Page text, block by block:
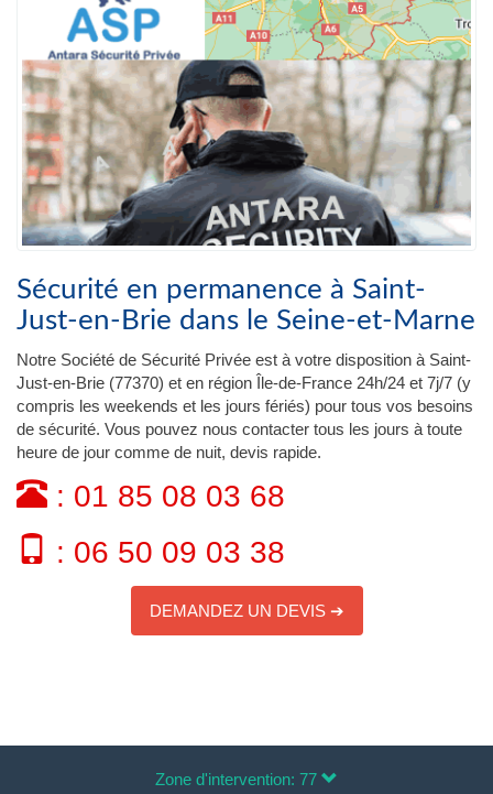
Sécurité en permanence à Saint-
Just-en-Brie dans le Seine-et-Marne
Notre Société de Sécurité Privée est à votre disposition à Saint-
Just-en-Brie (77370) et en région Île-de-France 24h/24 et 7j/7 (y
compris les weekends et les jours fériés) pour tous vos besoins
de sécurité. Vous pouvez nous contacter tous les jours à toute
heure de jour comme de nuit, devis rapide.
: 01 85 08 03 68
: 06 50 09 03 38
DEMANDEZ UN DEVIS ➔
Zone d'intervention: 77